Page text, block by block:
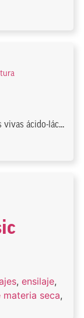
ácido-lác...
, ensilaje,
seca,